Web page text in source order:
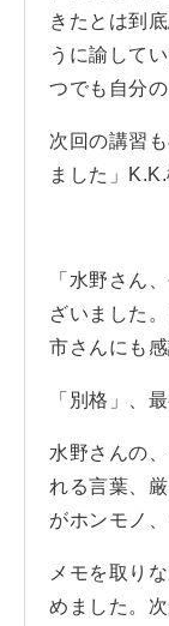
きたとは到
うに諭して
つでも自分
次回の講習
ました」
「水野さん
ざいました
市さんにも
「別格」、
水野さんの
れる言葉、
がホンモノ
メモを取り
めました。